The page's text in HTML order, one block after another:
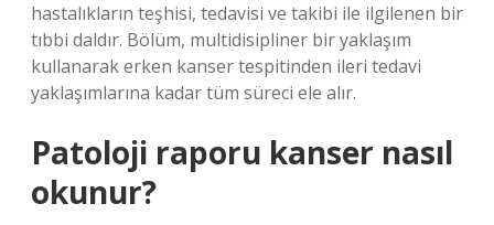
hastalıkların teşhisi, tedavisi ve takibi ile ilgilenen bir
tıbbi daldır. Bölüm, multidisipliner bir yaklaşım
kullanarak erken kanser tespitinden ileri tedavi
yaklaşımlarına kadar tüm süreci ele alır.
Patoloji raporu kanser nasıl
okunur?